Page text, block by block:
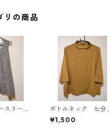
リの商品
リーブ
４Ｌ ブ
4819
ボトルネック 七分袖
カットソー ４Ｌ マ
スタード KAE-4818
¥1,500